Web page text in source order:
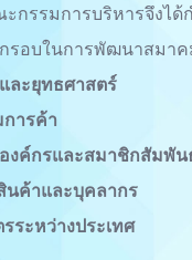
กรรมการบริหารจึงไ
กรอบในการพัฒนาสมา
ละยุทธศาสตร์
การค้า
งค์กรและสมาชิกสัมพัน
ค้าและบุคลากร
ระหว่างประเทศ